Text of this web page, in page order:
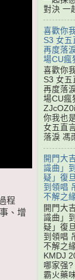
程
、增
對決 一
喜歡你
S3 女五
再度落
場CU瘋
喜歡你
S3 女五
再度落
場CU瘋
你我也
女五直
落淚 馮
開門大
識曲」
疑」復
到領唱
不解之
開門大
識曲」
疑」復
到領唱
不解之
KMDJ
哪家强
霸火藥